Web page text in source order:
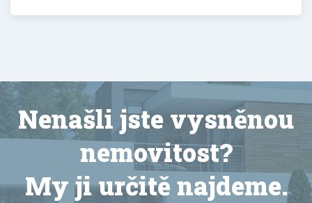
Nenašli jste vysněnou
nemovitost?
My ji určitě najdeme.